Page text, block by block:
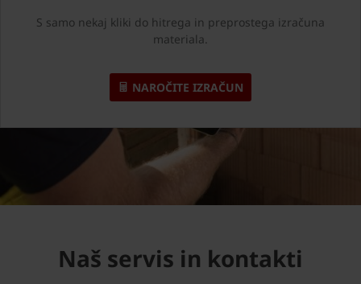
S samo nekaj kliki do hitrega in preprostega izračuna
materiala.
NAROČITE IZRAČUN
Naš servis in kontakti